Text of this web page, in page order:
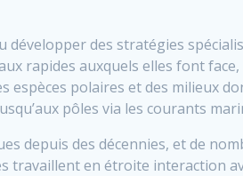
développer des stratégies
rapides auxquels elles font
espèces polaires et des milieux
pôles via les courants
depuis des décennies, et de
travaillent en étroite interaction